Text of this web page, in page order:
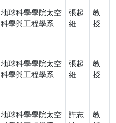
地球科學學院太空
科學與工程學系
張起
維
教
授
地球科學學院太空
科學與工程學系
張起
維
教
授
地球科學學院太空
許志
教